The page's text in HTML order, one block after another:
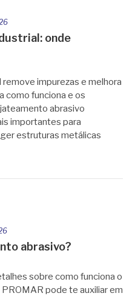
onde
impurezas e melhora
como funciona e os
abrasivo
importantes para
estruturas metálicas
abrasivo?
sobre como funciona o
pode te auxiliar em